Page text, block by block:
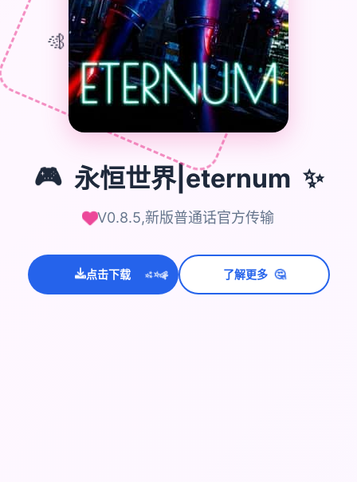
🎮
🎮 永恒世界|eternum ✨
V0.8.5,新版普通话官方传输
点击下载 ✨
⭐💫 了解更多 🤔
🎊